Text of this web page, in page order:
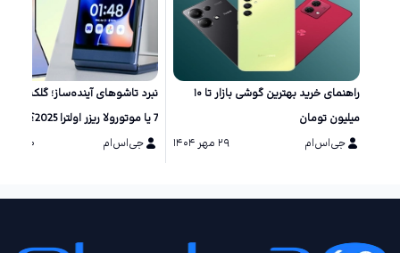
راهنمای خرید بهترین گوشی بازار تا ۱۰
میلیون تومان
جی‌اس‌ام
۲۹ مهر ۱۴۰۴
نبرد تاشو‌های آینده‌ساز؛ گلکسی زد
7 یا موتورولا ریزر اولترا 2025؟
جی‌اس‌ام
۲۰ مرداد ۱۴۰۴